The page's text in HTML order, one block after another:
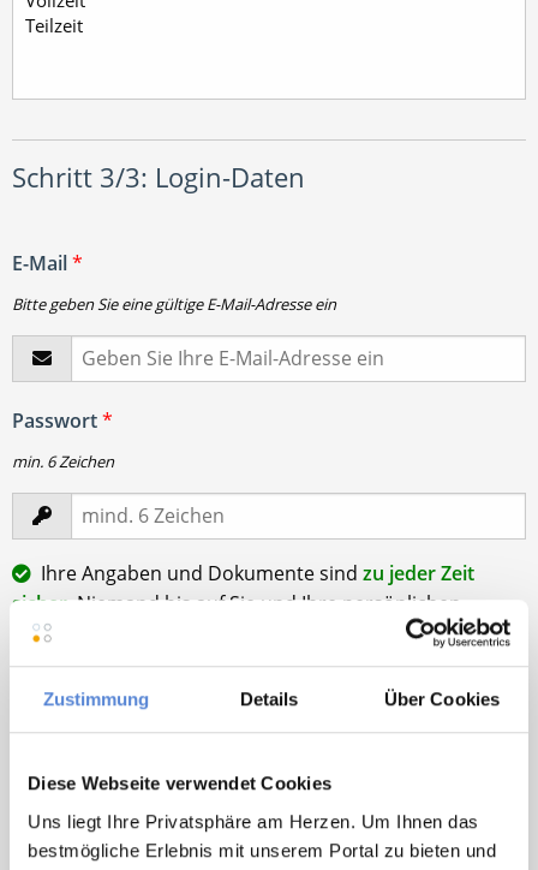
Zustimmung Details Über Cookies
Diese Webseite verwendet Cookies
Uns liegt Ihre Privatsphäre am Herzen. Um Ihnen das
bestmögliche Erlebnis mit unserem Portal zu bieten und
Schritt 3/3: Login-Daten
E-Mail*
Bitte geben Sie eine gültige E-Mail-Adresse ein
Passwort*
min. 6 Zeichen
Ihre Angaben und Dokumente sind zu jeder Zeit
sicher . Niemand bis auf Sie und Ihre persönlichen
Betreuer haben Zugriff auf Ihre Daten.
Erst nach Ihrer Freigabezu einem konkreten
Stellenangebot leiten wir Ihre Daten an die von Ihnen
Mit Klick auf
„Stellenanfrage absenden“
sowie den Datenschutzbestimmungen der Deutscher
Hausarzt Service, Talentzeit GmbH, 33611 Bielefeld. zu.